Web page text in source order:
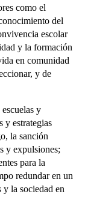
como el
del
escolar
y la formación
en comunidad
y de
y
y estrategias
la sanción
y expulsiones;
para la
redundar en un
y la sociedad en